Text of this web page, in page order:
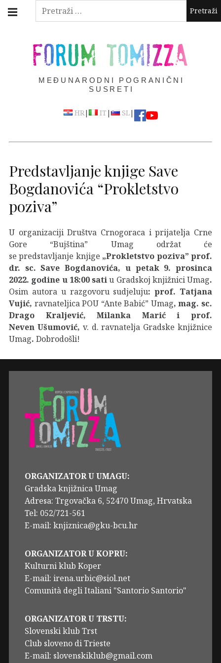
Pretraži:
Skip
FORUM TOMIZZA
MEĐUNARODNI POGRANIČNI
SUSRETI
HR| IT | SL|
navigation
Predstavljanje knjige Save
Bogdanovića “Prokletstvo
poziva”
U organizaciji Društva Crnogoraca i prijatelja Crne
Gore “Bujština” Umag održat će
se predstavljanje knjige „Prokletstvo poziva” prof.
dr. sc. Save Bogdanovića, u petak 9. prosinca
2022. godine u 18:00 satiu Gradskoj knjižnici Umag.
Osim autora u razgovoru sudjeluju: prof. Tatjana
Vujić, ravnateljica POU “Ante Babić” Umag, mag. sc.
Drago Kraljević, Milanka Marić i prof.
Neven Ušumović, v. d. ravnatelja Gradske knjižnice
Umag. Dobrodošli!
ORGANIZATOR U UMAGU:
Gradska knjižnica Umag
Adresa: Trgovačka 6, 52470 Umag, Hrvatska
Tel: 052/721-561
E-mail: knjiznica@gku-bcu.hr
ORGANIZATOR U KOPRU:
Kulturni klub Koper
E-mail: irena.urbic@siol.net
Comunità degli Italiani "Santorio Santorio"
ORGANIZATOR U TRSTU:
Slovenski klub Trst
Club sloveno di Trieste
E-mail: slovenskiklub@gmail.com